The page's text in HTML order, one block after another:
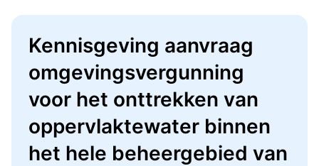
Kennisgeving aanvraag
omgevingsvergunning
voor het onttrekken van
oppervlaktewater binnen
het hele beheergebied van